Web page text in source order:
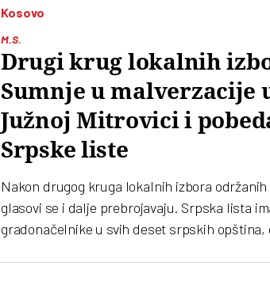
Kosovo
M.S.
Drugi krug lokalnih
Sumnje u malverzacije
Južnoj Mitrovici i
Srpske liste
Nakon drugog kruga lokalnih izbora održanih
glasovi se i dalje prebrojavaju. Srpska lista
gradonačelnike u svih deset srpskih opština,